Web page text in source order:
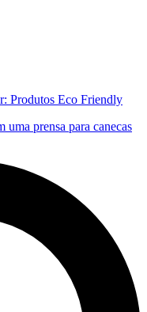
Produtos Eco Friendly
uma prensa para canecas